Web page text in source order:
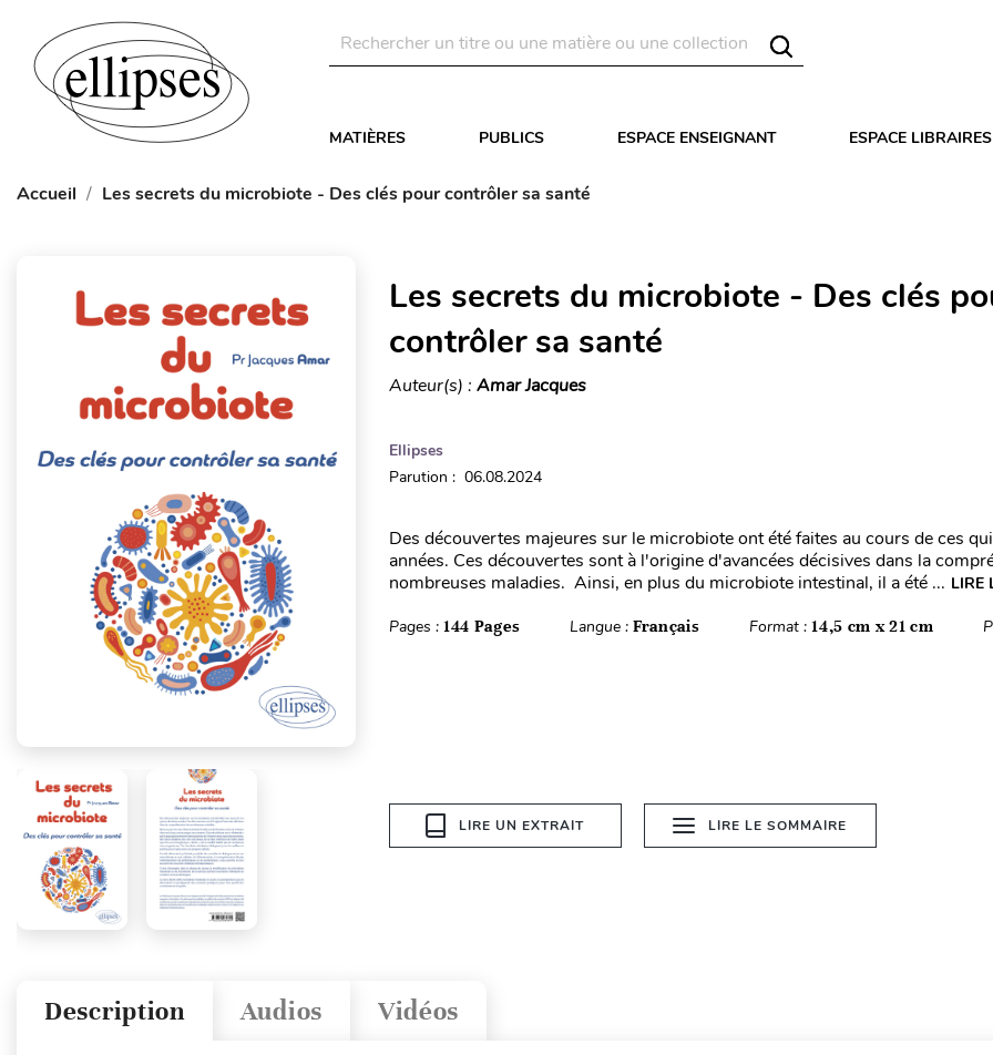
MATIÈRES PUBLICS ESPACE ENSEIGNANT ESPACE LIBRAIRES
Accueil Les secrets du microbiote - Des clés pour contrôler sa santé
Les secrets du microbiote - Des clés
contrôler sa santé
Auteur(s) : Amar Jacques
Ellipses
Parution : 06.08.2024
Des découvertes majeures sur le microbiote ont été faites au cours de ces
années. Ces découvertes sont à l'origine d'avancées décisives dans la
nombreuses maladies. Ainsi, en plus du microbiote intestinal, il a été ... LIRE
Pages : 144 Pages Langue : Français Format :14,5 cm x 21 cm
LIRE UN EXTRAIT LIRE LE SOMMAIRE
Vidéos
Audios
Description